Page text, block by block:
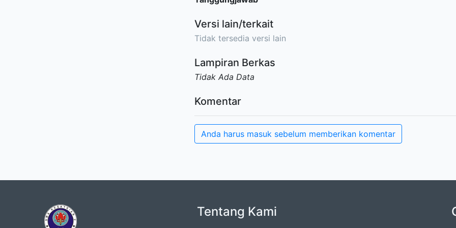
Versi lain/terkait
Tidak tersedia versi lain
Lampiran Berkas
Tidak Ada Data
Komentar
Anda harus masuk sebelum memberikan komentar
Tentang Kami